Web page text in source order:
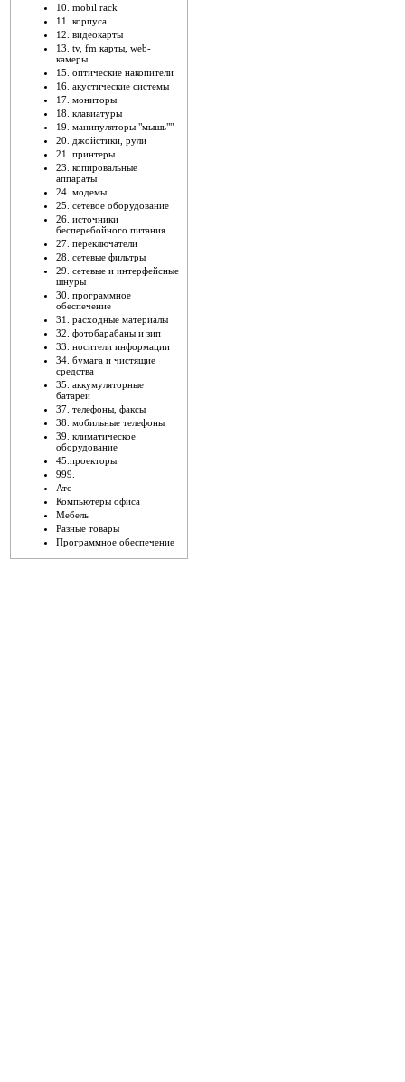
10. mobil rack
11. корпуса
12. видеокарты
13. tv, fm карты, web-
камеры
15. оптические накопители
16. акустические системы
17. мониторы
18. клавиатуры
19. манипуляторы "мышь""
20. джойстики, рули
21. принтеры
23. копировальные
аппараты
24. модемы
25. сетевое оборудование
26. источники
бесперебойного питания
27. переключатели
28. сетевые фильтры
29. сетевые и интерфейсные
шнуры
30. программное
обеспечение
31. расходные материалы
32. фотобарабаны и зип
33. носители информации
34. бумага и чистящие
средства
35. аккумуляторные
батареи
37. телефоны, факсы
38. мобильные телефоны
39. климатическое
оборудование
45.проекторы
999.
Атс
Компьютеры офиса
Мебель
Разные товары
Программное обеспечение